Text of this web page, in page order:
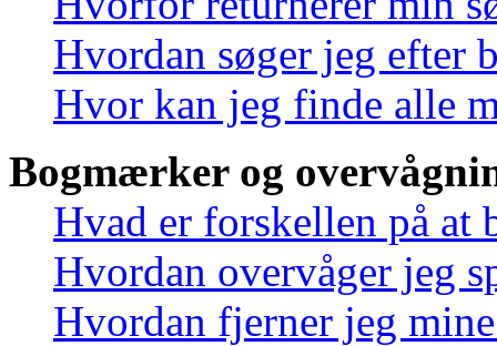
Hvordan søger jeg efter
Hvor kan jeg finde alle
Bogmærker og
Hvad er forskellen på at
Hvordan overvåger jeg
Hvordan fjerner jeg